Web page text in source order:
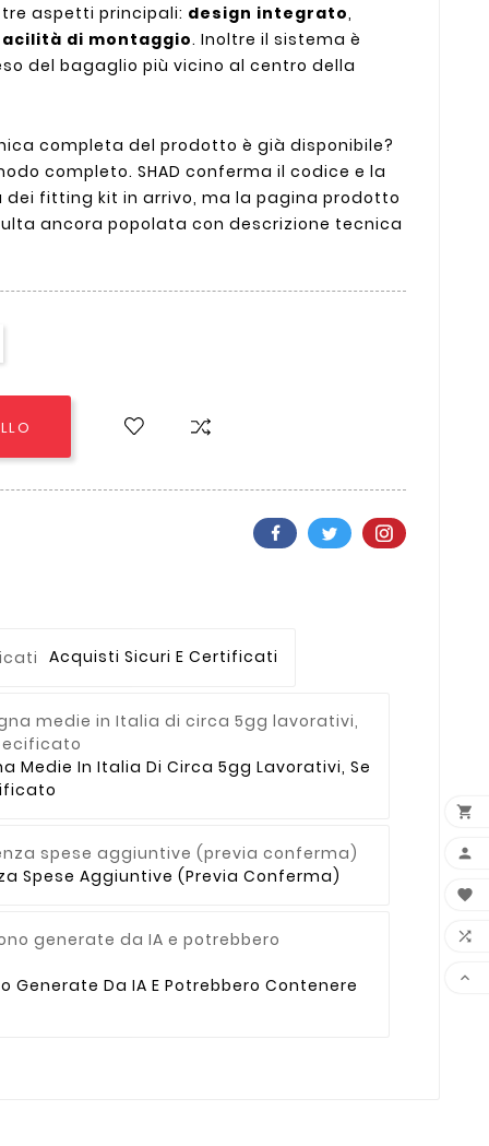
tre aspetti principali: design integrato,
di montaggio. Inoltre il sistema è
del bagaglio più vicino al centro della
completa del prodotto è già disponibile?
completo. SHAD conferma il codice e la
fitting kit in arrivo, ma la pagina prodotto
ancora popolata con descrizione tecnica
Acquisti Sicuri E Certificati
Medie In Italia Di Circa 5gg Lavorativi, Se
Spese Aggiuntive (previa Conferma)
Generate Da IA E Potrebbero Contenere




